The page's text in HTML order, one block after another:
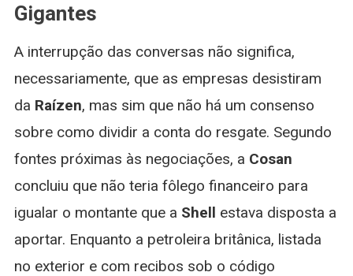
Gigantes
A interrupção das conversas não significa,
necessariamente, que as empresas desistiram
da Raízen, mas sim que não há um consenso
sobre como dividir a conta do resgate. Segundo
fontes próximas às negociações, a Cosan
concluiu que não teria fôlego financeiro para
igualar o montante que a Shell estava disposta a
aportar. Enquanto a petroleira britânica, listada
no exterior e com recibos sob o código